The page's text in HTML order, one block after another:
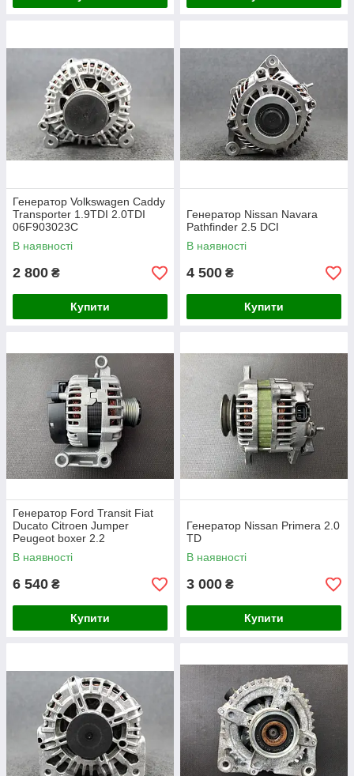
Генератор Volkswagen Caddy
Transporter 1.9TDI 2.0TDI
06F903023C
В наявності
2 800 ₴
Купити
Генератор Nissan Navara
Pathfinder 2.5 DCI
В наявності
4 500 ₴
Купити
Генератор Ford Transit Fiat
Ducato Citroen Jumper
Peugeot boxer 2.2
В наявності
6 540 ₴
Купити
Генератор Nissan Primera 2.0
TD
В наявності
3 000 ₴
Купити